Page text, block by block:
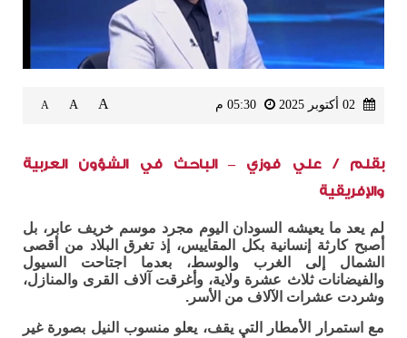
A
A
A
بقلم / علي فوزي – الباحث في الشؤون العربية
والإفريقية
لم يعد ما يعيشه السودان اليوم مجرد موسم خريف عابر، بل
أصبح كارثة إنسانية بكل المقاييس، إذ تغرق البلاد من أقصى
الشمال إلى الغرب والوسط، بعدما اجتاحت السيول
والفيضانات ثلاث عشرة ولاية، وأغرقت آلاف القرى والمنازل،
وشردت عشرات الآلاف من الأسر.
مع استمرار الأمطار التي يقف، يعلو منسوب النيل بصورة غير